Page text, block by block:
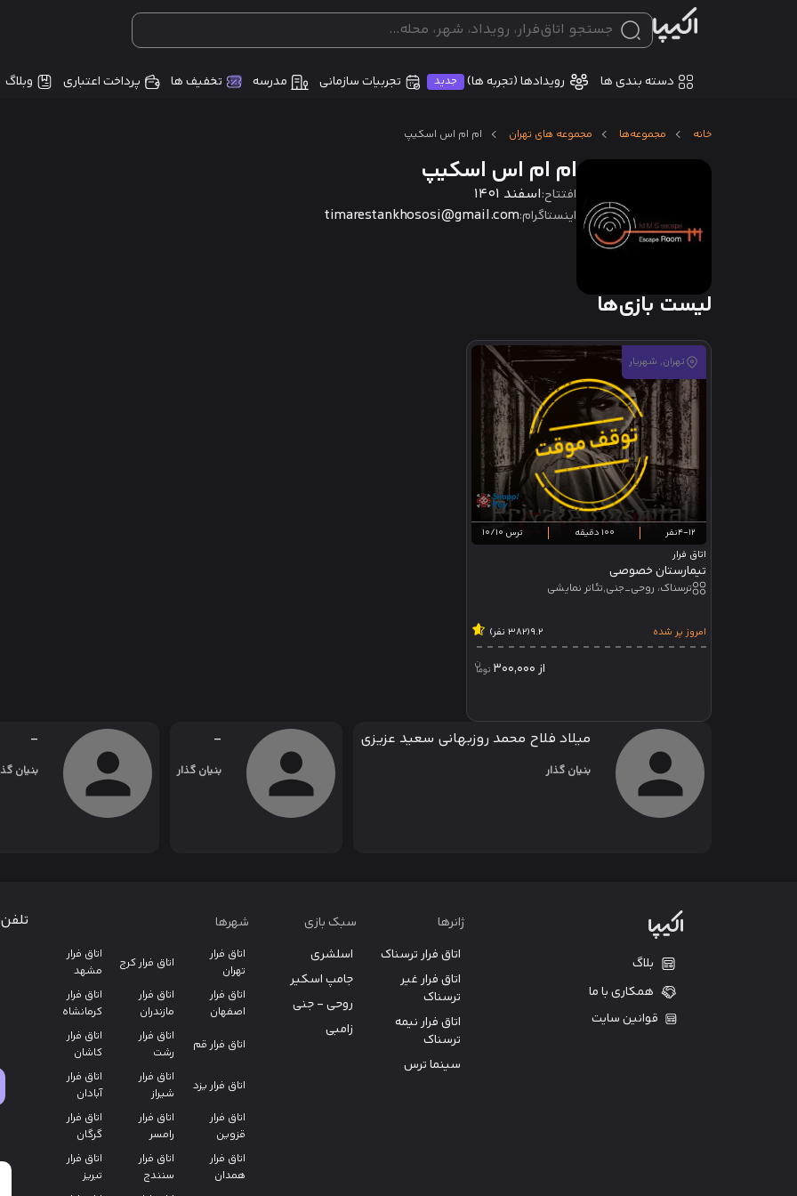
دسته بندی ها رویدادها (تجربه ها) جدید تجربیات سازمانی مدرسه تخفیف ها پرداخت اعتباری وبلاگ
خانه مجموعه‌ها مجموعه های تهران ام ام اس اسکیپ
ام ام اس اسکیپ
افتتاح:اسفند 1401
اینستاگرام:timarestankhososi@gmail.com
لیست بازی‌ها
تهران, شهریار
4-12نفر 100 دقیقه ترس 10/10
اتاق فرار
تیمارستان خصوصی
ترسناک، روحی_جنی,تئاتر نمایشی
امروز پر شده 9.2(382 نفر)
از300,000
میلاد فلاح محمد روزبهانی سعید عزیزی
بنیان گذار
-
بنیان گذار
-
بنیان
بلاگ
همکاری با ما
قوانین سایت
ژانرها
اتاق فرار ترسناک
اتاق فرار غیر
ترسناک
اتاق فرار نیمه
ترسناک
سینما ترس
سبک بازی
اسلشری
جامپ اسکیر
روحی - جنی
زامبی
شهرها
اتاق فرار
تهران
اتاق فرار کرج
اتاق فرار
مشهد
اتاق فرار
اصفهان
اتاق فرار
مازندران
اتاق فرار
کرمانشاه
اتاق فرار قم
اتاق فرار
رشت
اتاق فرار
کاشان
اتاق فرار یزد
اتاق فرار
شیراز
اتاق فرار
آبادان
اتاق فرار
قزوین
اتاق فرار
رامسر
اتاق فرار
گرگان
اتاق فرار
همدان
اتاق فرار
سنندج
اتاق فرار
تبریز